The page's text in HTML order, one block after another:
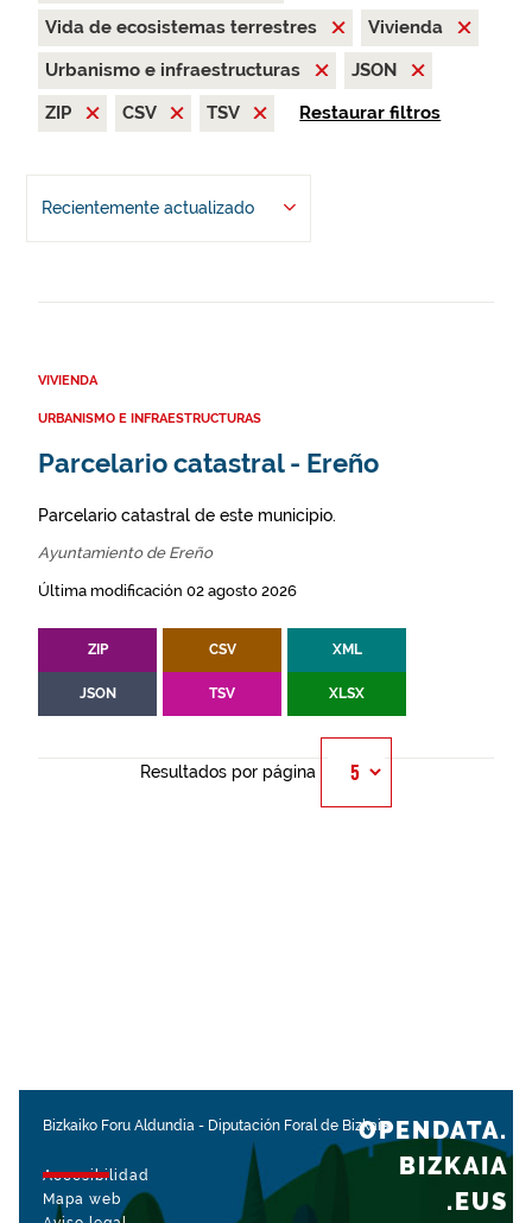
Vida de ecosistemas terrestres
Vivienda
Urbanismo e infraestructuras
JSON
ZIP
CSV TSV Restaurar filtros
Recientemente actualizado
VIVIENDA
URBANISMO E INFRAESTRUCTURAS
Parcelario catastral - Ereño
Parcelario catastral de este municipio.
Ayuntamiento de Ereño
Última modificación 02 agosto 2026
ZIP CSV XML
JSON TSV XLSX
Resultados por página
Bizkaiko Foru Aldundia - Diputación Foral de Bizkaia
Accesibilidad
Mapa web
OPENDATA.
BIZKAIA
.EUS